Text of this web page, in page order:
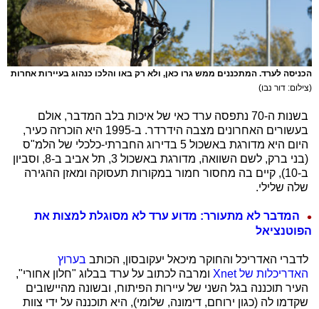
הכניסה לערד. המתכננים ממש גרו כאן, ולא רק באו והלכו כנהוג בעיירות אחרות
(צילום: דור נבו)
בשנות ה-70 נתפסה ערד כאי של איכות בלב המדבר, אולם
בעשורים האחרונים מצבה הידרדר. ב-1995 היא הוכרזה כעיר,
היום היא מדורגת באשכול 5 בדירוג החברתי-כלכלי של הלמ"ס
(בני ברק, לשם השוואה, מדורגת באשכול 3, תל אביב ב-8, וסביון
ב-10), קיים בה מחסור חמור במקורות תעסוקה ומאזן ההגירה
שלה שלילי.
המדבר לא מתעורר: מדוע ערד לא מסוגלת למצות את
הפוטנציאל
לדברי האדריכל והחוקר מיכאל יעקובסון, הכותב בערוץ
האדריכלות של Xnet
ומרבה לכתוב על ערד בבלוג "חלון אחורי",
העיר תוכננה בגל השני של עיירות הפיתוח, ובשונה מהיישובים
שקדמו לה (כגון ירוחם, דימונה, שלומי), היא תוכננה על ידי צוות